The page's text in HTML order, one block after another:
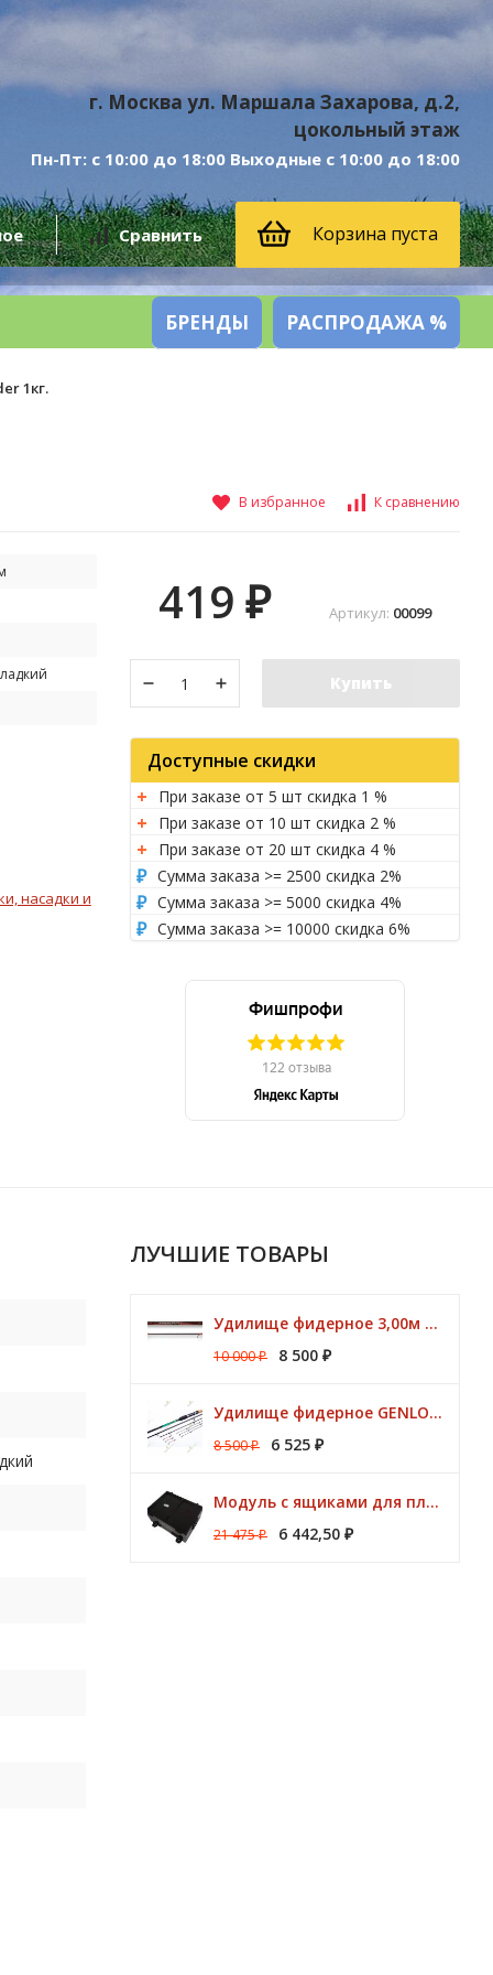
г. Москва ул. Маршала Захарова, д.2,
цокольный этаж
Пн-Пт: с 10:00 до 18:00 Выходные с 10:00 до 18:00
Сравнить Корзина пуста
БРЕНДЫ РАСПРОДАЖА %
1кг.
В избранное К сравнению
насадки и
Артикул: 00099
419 ₽
Купить
Доступные скидки
При заказе от 5 шт скидка 1 %
При заказе от 10 шт скидка 2 %
При заказе от 20 шт скидка 4 %
Сумма заказа >= 2500 скидка 2%
Сумма заказа >= 5000 скидка 4%
Сумма заказа >= 10000 скидка 6%
ЛУЧШИЕ ТОВАРЫ
Удилище фидерное 3,00м Argon Feeder MT 50gr Browning
10 000₽ 8 500 ₽
Удилище фидерное GENLOG HONESTY HEAVY 3,80 м. до 140 гр.
8 500₽ 6 525 ₽
Модуль с ящиками для платформ Preston ONBOX
21 475₽ 6 442,50 ₽